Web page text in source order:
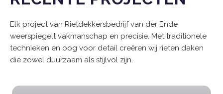
Elk project van Rietdekkersbedrijf van der Ende
weerspiegelt vakmanschap en precisie. Met traditionele
technieken en oog voor detail creëren wij rieten daken
die zowel duurzaam als stijlvol zijn.